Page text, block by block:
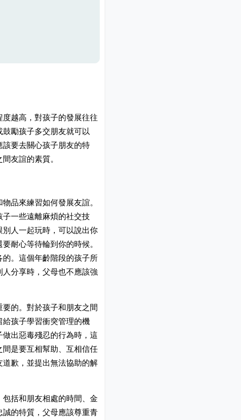
越高，對孩子的發展往往
勵孩子多交朋友就可以
要去關心孩子朋友的特
友誼的素質。
品來練習如何發展友誼。
一些遠離麻煩的社交技
人一起玩時，可以說出你
耐心等待輪到你的時候。
。這個年齡階段的孩子所
分享時，父母也不應該強
的。對於孩子和朋友之間
孩子學習衝突管理的機
出惡毒殘忍的行為時，這
是要互相幫助、互相信任
歉，並提出無法協助的解
括和朋友相處的時間、金
的特質，父母應該尊重青